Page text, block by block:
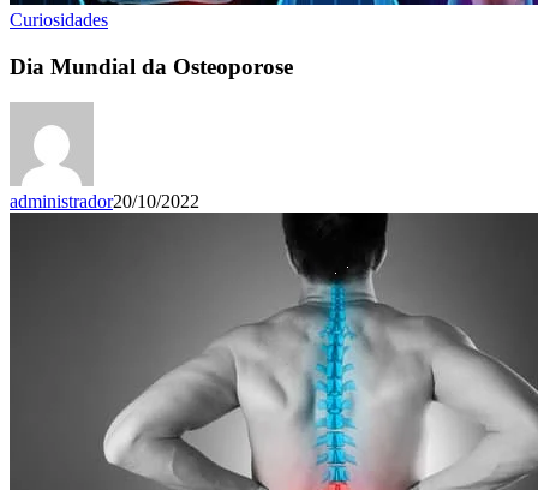
Curiosidades
Dia Mundial da Osteoporose
administrador20/10/2022